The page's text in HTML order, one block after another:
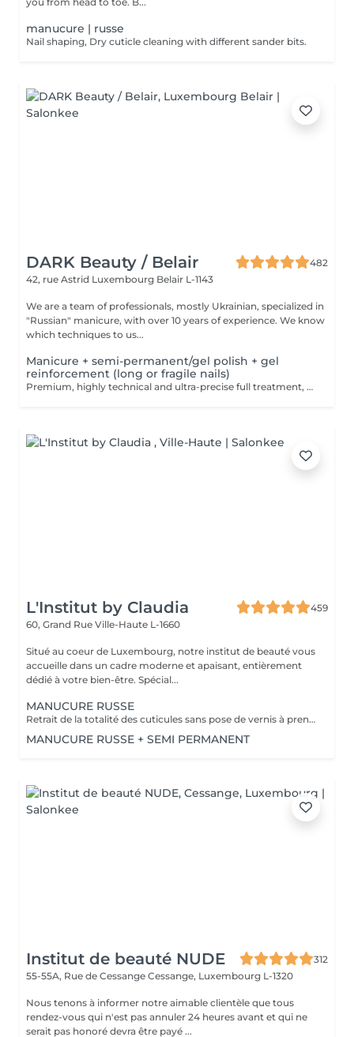
manucure | russe
Nail shaping, Dry cuticle cleaning with different sander bits.
DARK Beauty / Belair
482
42, rue Astrid Luxembourg Belair L-1143
We are a team of professionals, mostly Ukrainian, specialized in
"Russian" manicure, with over 10 years of experience. We know
which techniques to us...
Manicure + semi-permanent/gel polish + gel
reinforcement (long or fragile nails)
Premium, highly technical and ultra-precise full treatment, performed mainly with an e-file to achieve a perfectly clean nail contour and apply the polish as close as possible, even slightly under the cuticle. This technique helps visually delay the regrowth by around 10 days. Visual result: -Extremely well-groomed nails, clean contours, flawless shape -Instagram / photo studio effect: neat, precise, with no visible dry skin We also include a gel reinforcement, recommended for long or fragile or broken nails. A perfect solution for flawless and long-lasting nails: -The average durability is 4 weeks!! Service content -> 95€ : -Removal of old semi-permanent and/or gel polish (if needed, already include in this price/service) -Very meticulous preparation of the nail plate -Removal of dead skin -Shape and file nails -Gentle cuticle care -Correction of the nail shape -Gel reinforcement -Application of semi-permanent nail polish -Application of cuticle oil and hand cream Optional : -Price per nail extension on up to 5 nails (if so please book "WITH simple design") +3€/nail -Price per nail for nail art on up to 5 nails (if so please book "WITH simple design") +3€/nail -Price for simple design (French, Chrome, Baby Boomer, Cat Eyes, Stickers, Foil) 6-10 nails -> +20€ -Price for complex design (3D, Hand drawings, Stamping, French with Chrome, Baby Boomer with Chrome, French with Cat Eyes) 6-10 nails -> +30€
L'Institut by Claudia
459
60, Grand Rue Ville-Haute L-1660
Situé au coeur de Luxembourg, notre institut de beauté vous
accueille dans un cadre moderne et apaisant, entièrement
dédié à votre bien-être. Spécial...
MANUCURE RUSSE
Retrait de la totalité des cuticules sans pose de vernis à prendre en plus
MANUCURE RUSSE + SEMI PERMANENT
Institut de beauté NUDE
312
55-55A, Rue de Cessange Cessange, Luxembourg L-1320
Nous tenons à informer notre aimable clientèle que tous
rendez-vous qui n'est pas annuler 24 heures avant et qui ne
serait pas honoré devra être payé ...